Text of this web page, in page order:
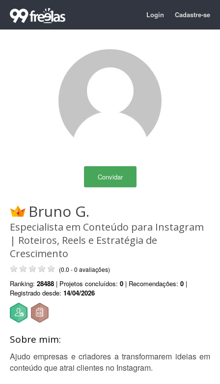
Login Cadastre-se
Convidar
Bruno G.
Especialista em Conteúdo para Instagram
| Roteiros, Reels e Estratégia de
Crescimento
(0.0 - 0 avaliações)
Ranking: 28488 | Projetos concluídos: 0 | Recomendações: 0 |
Registrado desde: 14/04/2026
Sobre mim:
Ajudo empresas e criadores a transformarem ideias em
conteúdo que atrai clientes no Instagram.